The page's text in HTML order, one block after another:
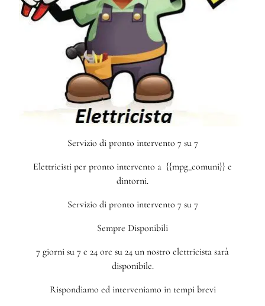
Servizio di pronto intervento 7 su 7
Elettricisti per pronto intervento a {{mpg_comuni}} e
dintorni.
Servizio di pronto intervento 7 su 7
Sempre Disponibili
7 giorni su 7 e 24 ore su 24 un nostro elettricista sarà
disponibile.
Rispondiamo ed interveniamo in tempi brevi